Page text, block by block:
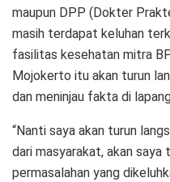
maupun DPP (Dokter
masih terdapat keluhan
fasilitas kesehatan mitra
Mojokerto itu akan turun
dan meninjau fakta di
“Nanti saya akan turun
dari masyarakat, akan saya
permasalahan yang